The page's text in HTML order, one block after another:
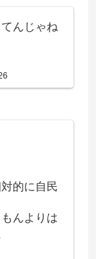
んじゃね
的に自民
んよりは